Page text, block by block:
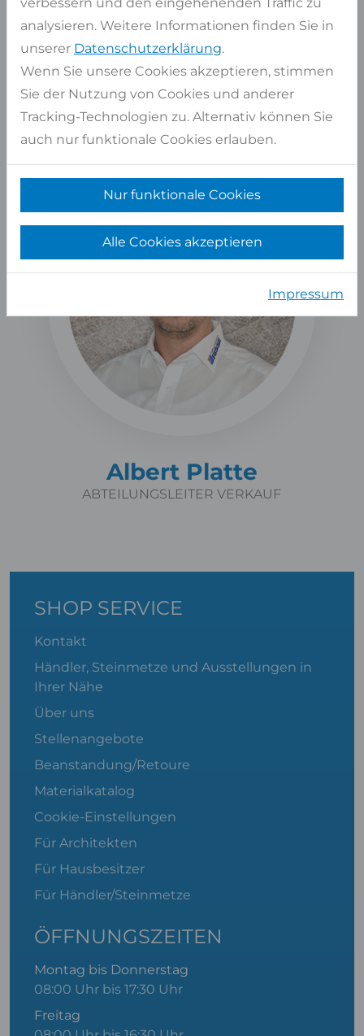
WIR BERATEN SIE GERNE PERSÖNLICH
Kontaktformular
02947 9799-0
Kostenlose Beratung
Langjährige Erfahrung und zertifiziertes
Personal
Albert Platte
ABTEILUNGSLEITER VERKAUF
SHOP SERVICE
Kontakt
Händler, Steinmetze und Ausstellungen in
Ihrer Nähe
Über uns
Stellenangebote
Beanstandung/Retoure
Materialkatalog
Cookie-Einstellungen
Für Architekten
Für Hausbesitzer
Für Händler/Steinmetze
ÖFFNUNGSZEITEN
Montag bis Donnerstag
08:00 Uhr bis 17:30 Uhr
Freitag
analysieren. Weitere Informationen finden Sie in
unserer Datenschutzerklärung.
Wenn Sie unsere Cookies akzeptieren, stimmen
Sie der Nutzung von Cookies und anderer
Tracking-Technologien zu. Alternativ können Sie
auch nur funktionale Cookies erlauben.
Nur funktionale Cookies
Alle Cookies akzeptieren
Impressum